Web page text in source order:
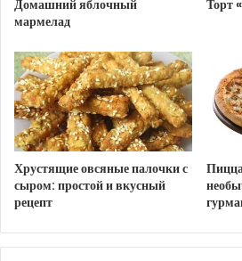
маслом и нанести тесто
золотистого цвета. Тесто
выпечка прямоугольной
одинаковых
испечь 2 коржа.
Соединить 350 г сахара и
желатин, агар-агар,
смесь до кипения, убавить
тягучим (если поднять
Домашний яблочный
мармелад
Торт
Хрустящие овсяные палочки с
сыром: простой и вкусный
рецепт